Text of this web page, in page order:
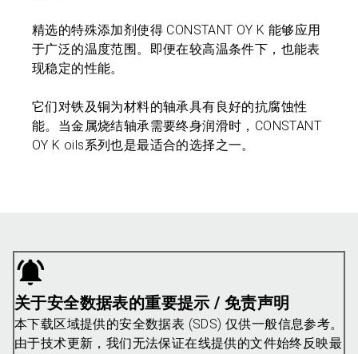
精选的特殊添加剂使得 CONSTANT OY K 能够应用
于广泛的温度范围。即便在较高温条件下，也能表
现稳定的性能。
它们对铁及铜为材料的轴承具有良好的抗腐蚀性
能。当金属烧结轴承需要终身润滑时，CONSTANT
OY K oils系列也是最适合的选择之一。
关于安全数据表的重要提示 / 免责声明
本下载区域提供的安全数据表 (SDS) 仅供一般信息参考。
由于技术更新，我们无法保证在线提供的文件始终反映最